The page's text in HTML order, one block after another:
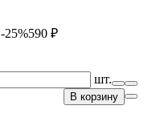
25%590 ₽
шт.
В корзину